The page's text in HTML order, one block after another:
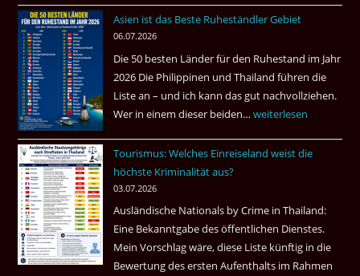
fragt
Tote
einem
Pub
Bangkok
Asien ist das Beste Ruheständler Gebiet
06.07.2026
Die 50 besten Länder für den Ruhestand im Jahr
2026 Die Philippinen und Thailand führen die
Liste an – und ich kann das gut nachvollziehen.
Wer in einem dieser beiden…Asien
das
Gebiet
weiterlesen
Tourismus: Welches Einreiseland weist die
höchste Kriminalität aus?
03.07.2026
Ausländische Nationals by Crime in Thailand:
Eine Bekanntgabe des öffentlichen Dienstes.
Mein Vorschlag wäre, diese Liste künftig in die
Bewertung des ersten Aufenthalts im Rahmen